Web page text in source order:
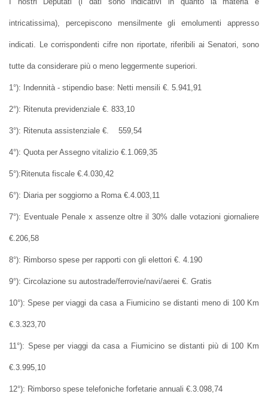
intricatissima), percepiscono mensilmente gli emolumenti appresso
indicati. Le corrispondenti cifre non riportate, riferibili ai Senatori, sono
tutte da considerare più o meno leggermente superiori.
1°): Indennità - stipendio base: Netti mensili €. 5.941,91
2°): Ritenuta previdenziale €. 833,10
3°): Ritenuta assistenziale €. 559,54
4°): Quota per Assegno vitalizio €.1.069,35
5°):Ritenuta fiscale €.4.030,42
6°): Diaria per soggiorno a Roma €.4.003,11
7°): Eventuale Penale x assenze oltre il 30% dalle votazioni giornaliere
€.206,58
8°): Rimborso spese per rapporti con gli elettori €. 4.190
9°): Circolazione su autostrade/ferrovie/navi/aerei €. Gratis
10°): Spese per viaggi da casa a Fiumicino se distanti meno di 100 Km
€.3.323,70
11°): Spese per viaggi da casa a Fiumicino se distanti più di 100 Km
€.3.995,10
12°): Rimborso spese telefoniche forfetarie annuali €.3.098,74